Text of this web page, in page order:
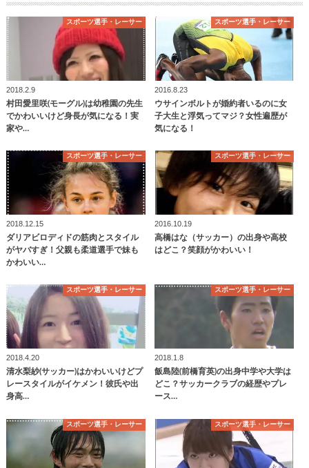
スポーツ選手・レーサー
2018.2.9
村田愛里咲(モーグル)は幼稚園の先生
でかわいいけど身長が気になる！実
家や…
スポーツ選手・レーサー
2016.8.23
ウサインボルトが婚約者いるのに女
子大生と浮気ってマジ？女性遍歴が
気になる！
スポーツ選手・レーサー
2018.12.15
ダリアビロディドの筋肉とスタイル
がヤバすぎ！父親も柔道選手で妹も
かわいい…
スポーツ選手・レーサー
2016.10.19
高橋はな（サッカー）の出身や高校
はどこ？笑顔がかわいい！
スポーツ選手・レーサー
2018.4.20
清水梨紗(サッカー)はかわいいけどプ
レースタイルがイケメン！彼氏や出
身高…
スポーツ選手・レーサー
2018.1.8
飯島陸(前橋育英)の出身中学や大学は
どこ？サッカークラブの経歴やプレ
ース…
スポーツ選手・レーサー スポーツ選手・レーサー